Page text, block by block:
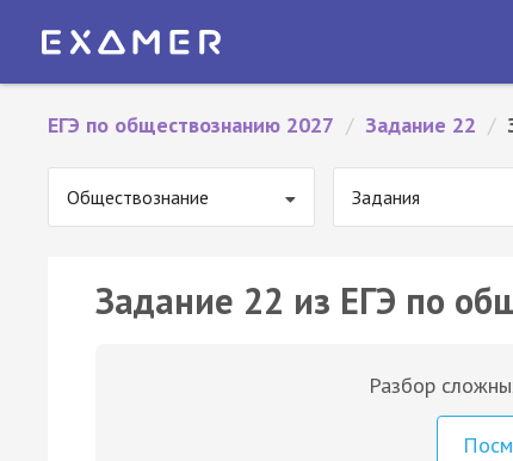
ЕГЭ по обществознанию 2027 / Задание 22 /
Обществознание Задания
Задание 22 из ЕГЭ по
Разбор